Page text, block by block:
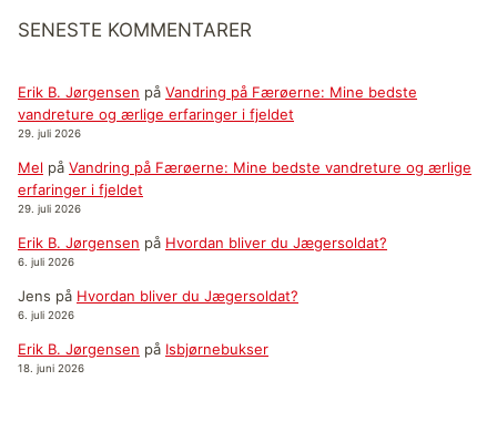
SENESTE KOMMENTARER
Erik B. Jørgensen på Vandring på Færøerne: Mine bedste
vandreture og ærlige erfaringer i fjeldet
29. juli 2026
Mel på Vandring på Færøerne: Mine bedste vandreture og ærlige
erfaringer i fjeldet
29. juli 2026
Erik B. Jørgensen på Hvordan bliver du Jægersoldat?
6. juli 2026
Jens på Hvordan bliver du Jægersoldat?
6. juli 2026
Erik B. Jørgensen på Isbjørnebukser
18. juni 2026